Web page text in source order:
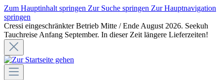
Zum Hauptinhalt springen Zur Suche springen Zur Hauptnavigation
springen
Cressi eingeschränkter Betrieb Mitte / Ende August 2026. Seekuh
Tauchreise Anfang September. In dieser Zeit längere Lieferzeiten!